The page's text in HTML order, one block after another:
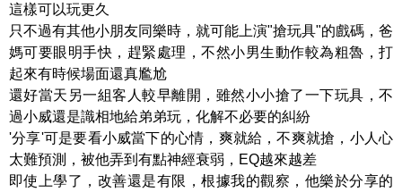
這樣可以玩更久
只不過有其他小朋友同樂時，就可能上演"搶玩具"的戲碼，爸
媽可要眼明手快，趕緊處理，不然小男生動作較為粗魯，打
起來有時候場面還真尷尬
還好當天另一組客人較早離開，雖然小小搶了一下玩具，不
過小威還是識相地給弟弟玩，化解不必要的糾紛
'分享'可是要看小威當下的心情，爽就給，不爽就搶，小人心
太難預測，被他弄到有點神經衰弱，EQ越來越差
即使上學了，改善還是有限，根據我的觀察，他樂於分享的